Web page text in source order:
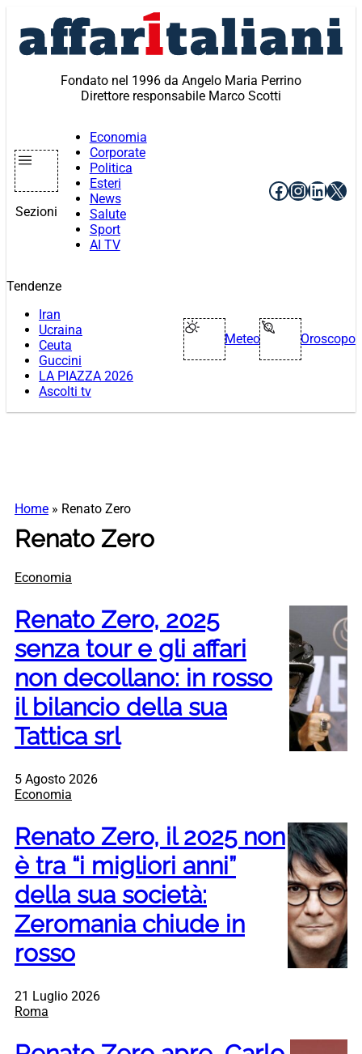
contenuto
Fondato nel 1996 da Angelo Maria Perrino
Direttore responsabile Marco Scotti
Sezioni
Economia
Corporate
Politica
Esteri
News
Salute
Sport
AI TV
Facebook
X
Tendenze
Iran
Ucraina
Ceuta
Guccini
LA PIAZZA 2026
Ascolti tv
Meteo Oroscopo
Home » Renato Zero
Renato Zero
Economia
Renato Zero, 2025
senza tour e gli affari
non decollano: in rosso
il bilancio della sua
Tattica srl
5 Agosto 2026
Economia
Renato Zero, il 2025 non
è tra “i migliori anni”
della sua società:
Zeromania chiude in
rosso
21 Luglio 2026
Roma